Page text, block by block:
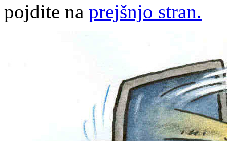
pojdite na prejšnjo stran.